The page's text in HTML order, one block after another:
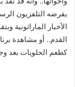
يفرضه التلفزيون
الأخبار الماراثونية
القدم.. أو مشاهدة
كطعم الحلويات بعد